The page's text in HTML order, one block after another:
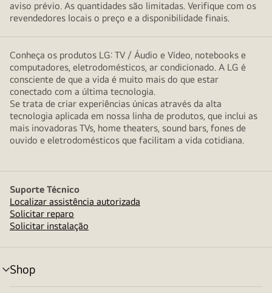
aviso prévio. As quantidades são limitadas. Verifique com os
revendedores locais o preço e a disponibilidade finais.
Conheça os produtos LG: TV / Áudio e Vídeo, notebooks e
computadores, eletrodomésticos, ar condicionado. A LG é
consciente de que a vida é muito mais do que estar
conectado com a última tecnologia.
Se trata de criar experiências únicas através da alta
tecnologia aplicada em nossa linha de produtos, que inclui as
mais inovadoras TVs, home theaters, sound bars, fones de
ouvido e eletrodomésticos que facilitam a vida cotidiana.
Suporte Técnico
Localizar assistência autorizada
Solicitar reparo
Solicitar instalação
Shop
alternar
menu